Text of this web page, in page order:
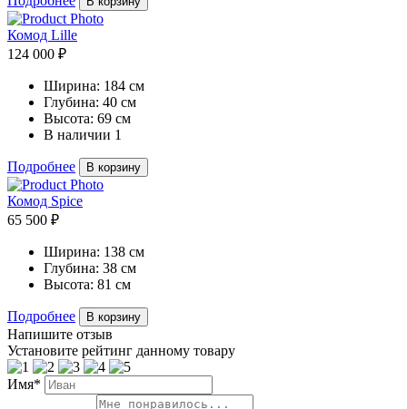
Комод Lille
124 000 ₽
Ширина: 184 см
Глубина: 40 см
Высота: 69 см
В наличии 1
Подробнее В корзину
Комод Spice
65 500 ₽
Ширина: 138 см
Глубина: 38 см
Высота: 81 см
Подробнее В корзину
Напишите отзыв
Установите рейтинг данному товару
Имя*